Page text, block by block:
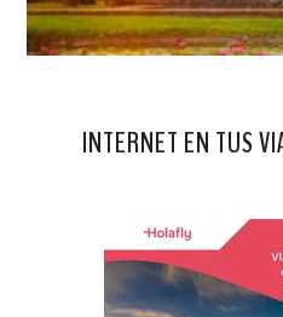
INTERNET EN TUS